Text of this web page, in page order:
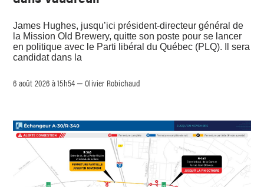
James Hughes, jusqu’ici président-directeur général de
la Mission Old Brewery, quitte son poste pour se lancer
en politique avec le Parti libéral du Québec (PLQ). Il sera
candidat dans la
6 août 2026 à 15h54 –Olivier Robichaud